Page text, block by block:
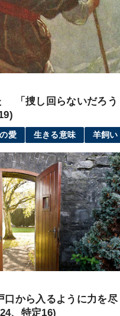
「捜し回らないだろう
愛 生きる意味 羊飼い
から入るように力を尽
、特定16)